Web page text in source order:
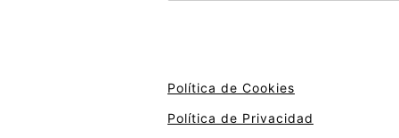
Política de Cookies
Política de Privacidad